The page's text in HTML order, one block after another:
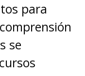
para
se